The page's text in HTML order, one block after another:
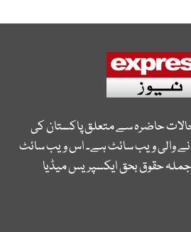
حاضرہ سے متعلق پاکستان کی
والی ویب سائٹ ہے۔ اس ویب سائٹ
جملہ حقوق بحق ایکسپریس میڈیا